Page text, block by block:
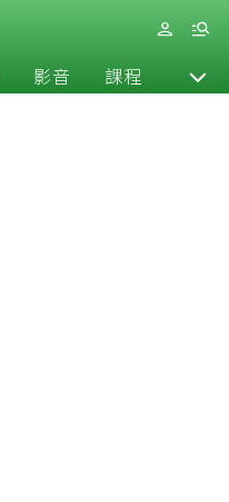
影音 課程 退休